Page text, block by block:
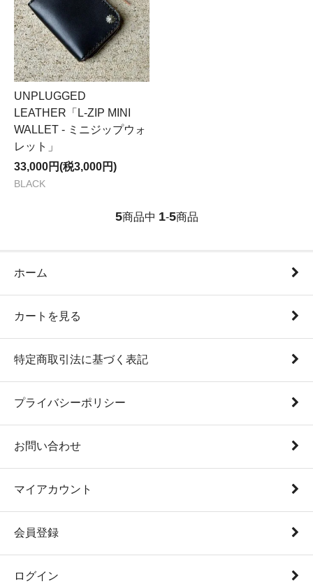
UNPLUGGED
LEATHER「L-ZIP MINI
WALLET - ミニジップウォ
レット」
33,000円(税3,000円)
BLACK
5商品中 1-5商品
ホーム
カートを見る
特定商取引法に基づく表記
プライバシーポリシー
お問い合わせ
マイアカウント
会員登録
ログイン